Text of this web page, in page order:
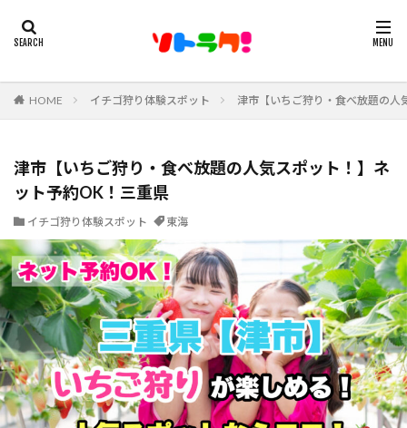
HOME イチゴ狩り体験スポット 津市【いちご狩り・食べ放題の
津市【いちご狩り・食べ放題の人気スポット！】ネ
ット予約OK！三重県
イチゴ狩り体験スポット 東海